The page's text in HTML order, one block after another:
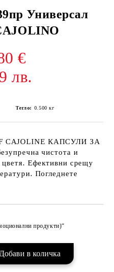
Универсал
€
лв.
Тегло: 0.500 кг
CAJOLINE КАПСУЛИ ЗА
чистота и
цветя. Ефективни срещу
Погледнете
продукти)“